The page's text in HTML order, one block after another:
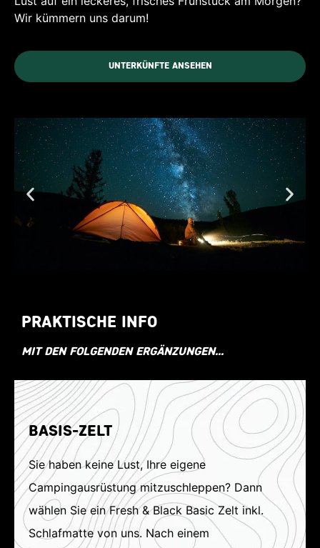
Wir kümmern uns darum!
UNTERKÜNFTE ANSEHEN
PRAKTISCHE INFO
MIT DEN FOLGENDEN ERGÄNZUNGEN...
BASIS-ZELT
Sie haben keine Lust, Ihre eigene
Campingausrüstung mitzuschleppen? Dann
wählen Sie ein Fresh & Black Basic Zelt inkl.
Schlafmatte von uns. Nach einem